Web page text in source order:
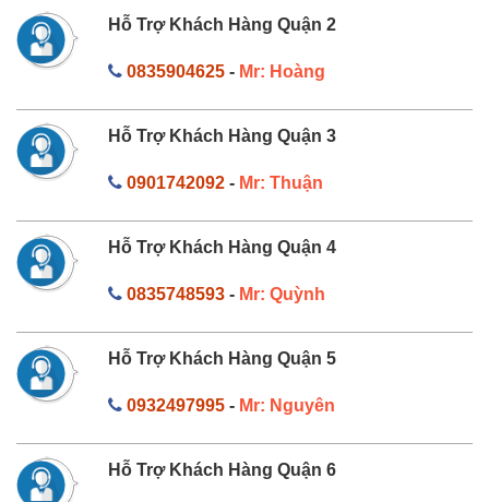
Hỗ Trợ Khách Hàng Quận 2
0835904625- Mr: Hoàng
Hỗ Trợ Khách Hàng Quận 3
0901742092- Mr: Thuận
Hỗ Trợ Khách Hàng Quận 4
0835748593- Mr: Quỳnh
Hỗ Trợ Khách Hàng Quận 5
0932497995- Mr: Nguyên
Hỗ Trợ Khách Hàng Quận 6